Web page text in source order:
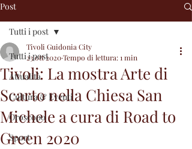
Post
Tutti i post
Attualità
Cultura & Eventi
Oroscopo
Sport
Tutti i post
Tivoli: La mostra Arte di
Scarto nella Chiesa San
Michele a cura di Road to
Green 2020
Tivoli Guidonia City
23 ott 2020Tempo di lettura: 1 min